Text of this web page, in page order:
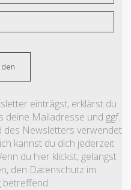
einträgst, erklärst du
deine Mailadresse und ggf.
des Newsletters verwendet
kannst du dich jederzeit
du hier klickst, gelangst
den Datenschutz im
betreffend.